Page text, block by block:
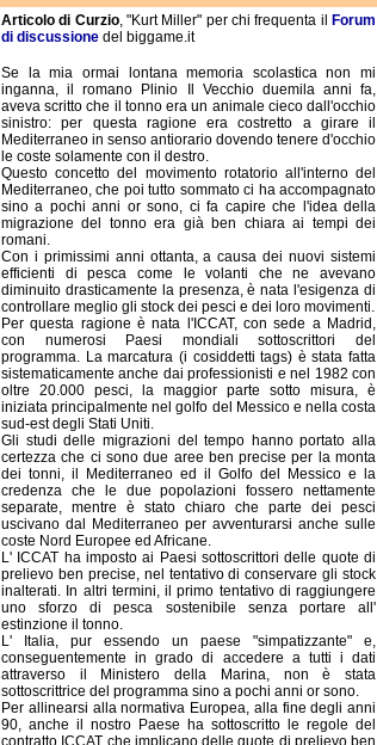
Articolo di Curzio, "Kurt Miller" per chi frequenta il
Forum
di discussione del biggame.it
Se la mia ormai lontana memoria scolastica non mi
inganna, il romano Plinio Il Vecchio duemila anni fa,
aveva scritto che il tonno era un animale cieco dall'occhio
sinistro: per questa ragione era costretto a girare il
Mediterraneo in senso antiorario dovendo tenere d'occhio
le coste solamente con il destro.
Questo concetto del movimento rotatorio all'interno del
Mediterraneo, che poi tutto sommato ci ha accompagnato
sino a pochi anni or sono, ci fa capire che l'idea della
migrazione del tonno era già ben chiara ai tempi dei
romani.
Con i primissimi anni ottanta, a causa dei nuovi sistemi
efficienti di pesca come le volanti che ne avevano
diminuito drasticamente la presenza, è nata l'esigenza di
controllare meglio gli stock dei pesci e dei loro movimenti.
Per questa ragione è nata l'ICCAT, con sede a Madrid,
con numerosi Paesi mondiali sottoscrittori del
programma. La marcatura (i cosiddetti tags) è stata fatta
sistematicamente anche dai professionisti e nel 1982 con
oltre 20.000 pesci, la maggior parte sotto misura, è
iniziata principalmente nel golfo del Messico e nella costa
sud-est degli Stati Uniti.
Gli studi delle migrazioni del tempo hanno portato alla
certezza che ci sono due aree ben precise per la monta
dei tonni, il Mediterraneo ed il Golfo del Messico e la
credenza che le due popolazioni fossero nettamente
separate, mentre è stato chiaro che parte dei pesci
uscivano dal Mediterraneo per avventurarsi anche sulle
coste Nord Europee ed Africane.
L' ICCAT ha imposto ai Paesi sottoscrittori delle quote di
prelievo ben precise, nel tentativo di conservare gli stock
inalterati. In altri termini, il primo tentativo di raggiungere
uno sforzo di pesca sostenibile senza portare all'
estinzione il tonno.
L' Italia, pur essendo un paese "simpatizzante" e,
conseguentemente in grado di accedere a tutti i dati
attraverso il Ministero della Marina, non è stata
sottoscrittrice del programma sino a pochi anni or sono.
Per allinearsi alla normativa Europea, alla fine degli anni
90, anche il nostro Paese ha sottoscritto le regole del
contratto ICCAT che implicano delle quote di prelievo ben